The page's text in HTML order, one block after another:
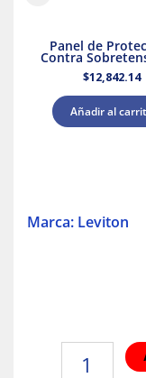
Panel de
Contra
Tipo 2 Supresor
208Y/120 V CA
$12,842.14
Añadir al
Marca: Leviton